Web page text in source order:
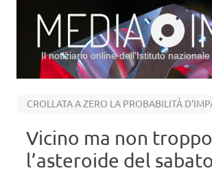
Il notiziario online dell’Istituto
Vicino ma non
l’asteroide del